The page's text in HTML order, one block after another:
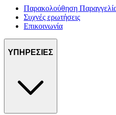
Παρακολούθηση
Συχνές ερωτήσεις
Επικοινωνία
ΥΠΗΡΕΣΙΕΣ